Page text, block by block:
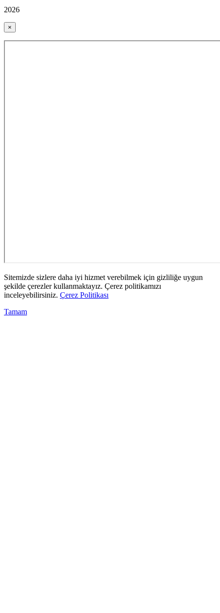
2026
×
Sitemizde sizlere daha iyi hizmet verebilmek için gizliliğe uygun
şekilde çerezler kullanmaktayız. Çerez politikamızı
inceleyebilirsiniz. Çerez Politikası
Tamam